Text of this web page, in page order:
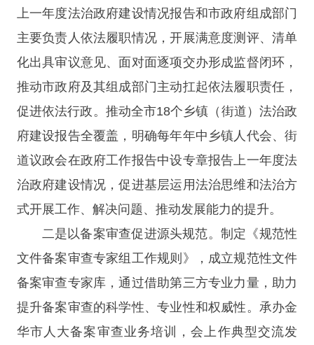
上一年度法治政府建设情况报告和市政府组成部门
主要负责人依法履职情况，开展满意度测评、清单
化出具审议意见、面对面逐项交办形成监督闭环，
推动市政府及其组成部门主动扛起依法履职责任，
促进依法行政。推动全市18个乡镇（街道）法治政
府建设报告全覆盖，明确每年年中乡镇人代会、街
道议政会在政府工作报告中设专章报告上一年度法
治政府建设情况，促进基层运用法治思维和法治方
式开展工作、解决问题、推动发展能力的提升。
二是以备案审查促进源头规范。制定《规范性
文件备案审查专家组工作规则》，成立规范性文件
备案审查专家库，通过借助第三方专业力量，助力
提升备案审查的科学性、专业性和权威性。承办金
华市人大备案审查业务培训，会上作典型交流发